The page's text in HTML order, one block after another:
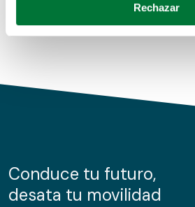
Obtenga más información sobre
de cookies.
información sobre el uso que haga
nuestros partners de redes
Rechazar
Conduce tu futuro,
desata tu movilidad